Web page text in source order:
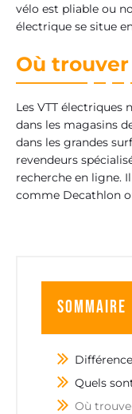
vélo est pliable ou
électrique se situe
Où
Les VTT électriques
dans les magasins
dans les grandes
revendeurs
recherche en ligne.
comme Decathlon
Sommaire
Où